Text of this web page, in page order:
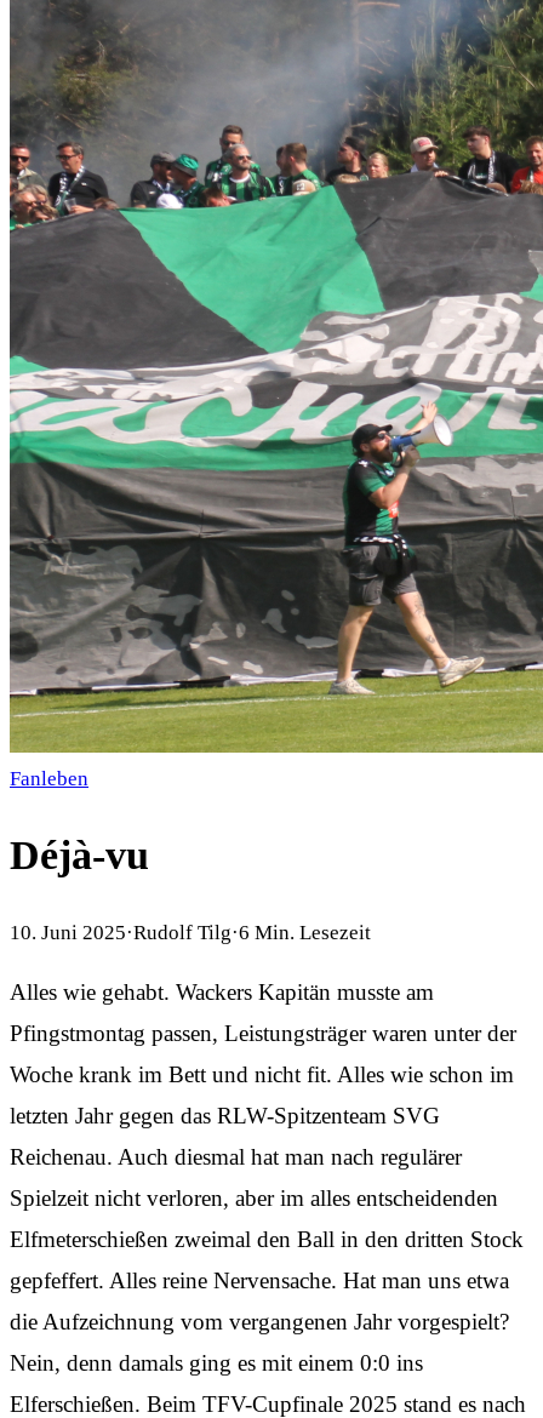
Fanleben
Déjà-vu
10. Juni 2025·Rudolf Tilg·6 Min. Lesezeit
Alles wie gehabt. Wackers Kapitän musste am
Pfingstmontag passen, Leistungsträger waren unter der
Woche krank im Bett und nicht fit. Alles wie schon im
letzten Jahr gegen das RLW-Spitzenteam SVG
Reichenau. Auch diesmal hat man nach regulärer
Spielzeit nicht verloren, aber im alles entscheidenden
Elfmeterschießen zweimal den Ball in den dritten Stock
gepfeffert. Alles reine Nervensache. Hat man uns etwa
die Aufzeichnung vom vergangenen Jahr vorgespielt?
Nein, denn damals ging es mit einem 0:0 ins
Elferschießen. Beim TFV-Cupfinale 2025 stand es nach